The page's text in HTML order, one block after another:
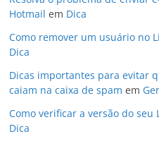
Hotmail em Dica
Como remover um usuário no
Dica
Dicas importantes para evitar
caiam na caixa de spam em
Como verificar a versão do seu
Dica